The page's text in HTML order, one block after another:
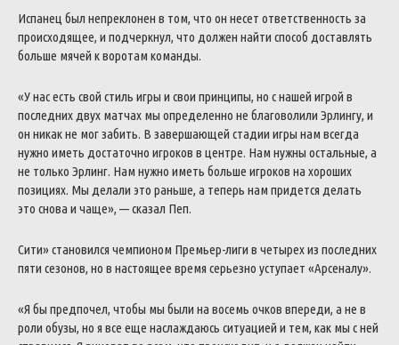
Испанец был непреклонен в том, что он несет ответственность за
происходящее, и подчеркнул, что должен найти способ доставлять
больше мячей к воротам команды.
«У нас есть свой стиль игры и свои принципы, но с нашей игрой в
последних двух матчах мы определенно не благоволили Эрлингу, и
он никак не мог забить. В завершающей стадии игры нам всегда
нужно иметь достаточно игроков в центре. Нам нужны остальные, а
не только Эрлинг. Нам нужно иметь больше игроков на хороших
позициях. Мы делали это раньше, а теперь нам придется делать
это снова и чаще», — сказал Пеп.
Сити» становился чемпионом Премьер-лиги в четырех из последних
пяти сезонов, но в настоящее время серьезно уступает «Арсеналу».
«Я бы предпочел, чтобы мы были на восемь очков впереди, а не в
роли обузы, но я все еще наслаждаюсь ситуацией и тем, как мы с ней